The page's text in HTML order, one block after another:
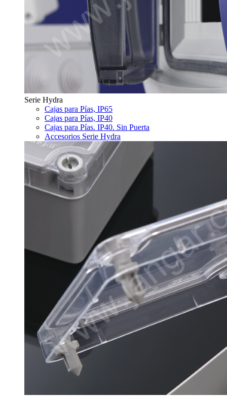
Serie Hydra
Cajas para Pías, IP65
Cajas para Pías, IP40
Cajas para Pías. IP40. Sin Puerta
Accesorios Serie Hydra